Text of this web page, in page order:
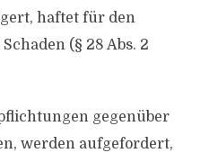
haftet für den
(§ 28 Abs. 2
gegenüber
werden aufgefordert,